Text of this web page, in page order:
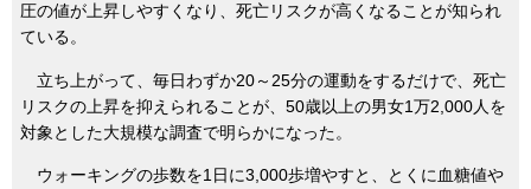
圧の値が上昇しやすくなり、死亡リスクが高くなることが知られ
ている。
立ち上がって、毎日わずか20～25分の運動をするだけで、死亡
リスクの上昇を抑えられることが、50歳以上の男女1万2,000人を
対象とした大規模な調査で明らかになった。
ウォーキングの歩数を1日に3,000歩増やすと、とくに血糖値や